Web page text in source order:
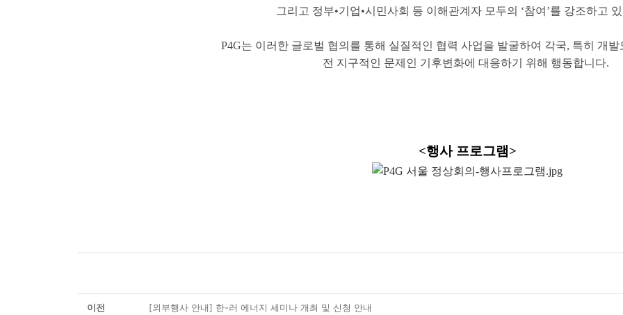
그리고 정부•기업•시민사회 등 이해관계자 모두의 ‘참여’를 강조하고
P4G는 이러한 글로벌 협의를 통해 실질적인 협력 사업을 발굴하여 각국, 특히 개발
전 지구적인 문제인 기후변화에 대응하기 위해 행동합니다.
<행사 프로그램>
이전 [외부행사 안내] 한-러 에너지 세미나 개최 및 신청 안내